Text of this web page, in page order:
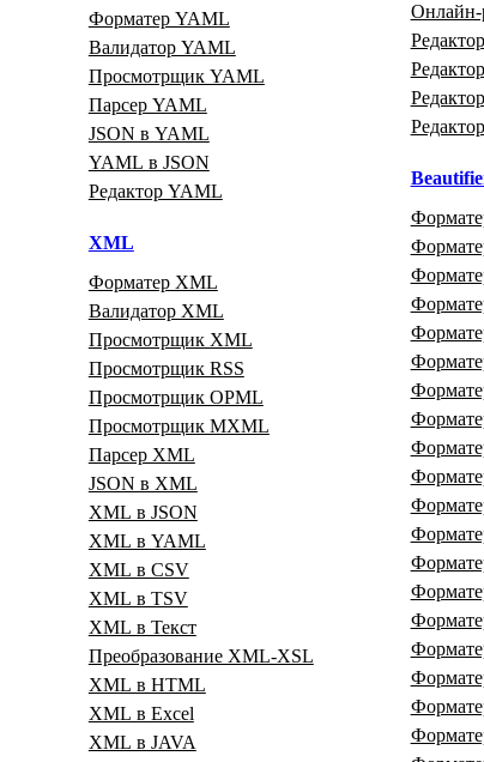
Форматер YAML
Валидатор YAML
Просмотрщик YAML
Парсер YAML
JSON в YAML
YAML в JSON
Редактор YAML
XML
Форматер XML
Валидатор XML
Просмотрщик XML
Просмотрщик RSS
Просмотрщик OPML
Просмотрщик MXML
Парсер XML
JSON в XML
XML в JSON
XML в YAML
XML в CSV
XML в TSV
XML в Текст
Преобразование XML‑XSL
XML в HTML
XML в Excel
XML в JAVA